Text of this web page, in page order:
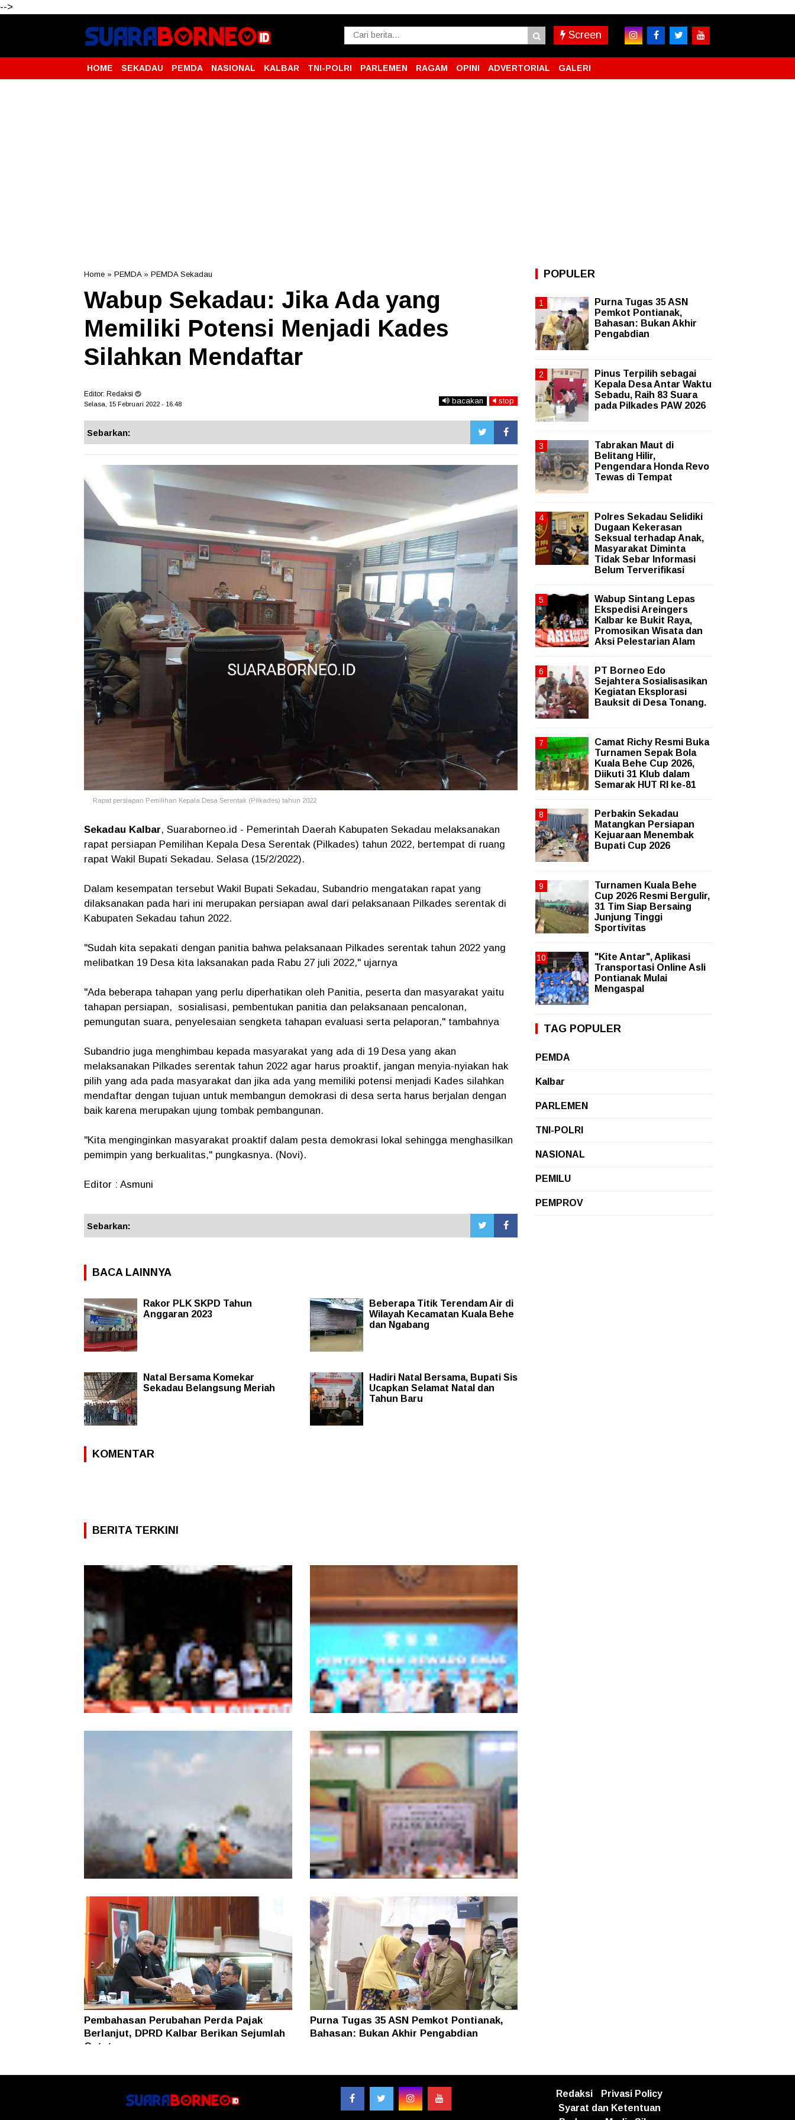
-->
Screen
HOME SEKADAU PEMDA NASIONAL KALBAR TNI-POLRI PARLEMEN RAGAM OPINI ADVERTORIAL GALERI
Home » PEMDA » PEMDA Sekadau
Wabup Sekadau: Jika Ada yang
Memiliki Potensi Menjadi Kades
Silahkan Mendaftar
Editor: Redaksi
Selasa, 15 Februari 2022 - 16.48 bacakan stop
Sebarkan:
Rapat persiapan Pemilihan Kepala Desa Serentak (Pilkades) tahun 2022
Sekadau Kalbar, Suaraborneo.id - Pemerintah Daerah Kabupaten Sekadau melaksanakan
rapat persiapan Pemilihan Kepala Desa Serentak (Pilkades) tahun 2022, bertempat di ruang
rapat Wakil Bupati Sekadau. Selasa (15/2/2022).
Dalam kesempatan tersebut Wakil Bupati Sekadau, Subandrio mengatakan rapat yang
dilaksanakan pada hari ini merupakan persiapan awal dari pelaksanaan Pilkades serentak di
Kabupaten Sekadau tahun 2022.
"Sudah kita sepakati dengan panitia bahwa pelaksanaan Pilkades serentak tahun 2022 yang
melibatkan 19 Desa kita laksanakan pada Rabu 27 juli 2022," ujarnya
"Ada beberapa tahapan yang perlu diperhatikan oleh Panitia, peserta dan masyarakat yaitu
tahapan persiapan, sosialisasi, pembentukan panitia dan pelaksanaan pencalonan,
pemungutan suara, penyelesaian sengketa tahapan evaluasi serta pelaporan," tambahnya
Subandrio juga menghimbau kepada masyarakat yang ada di 19 Desa yang akan
melaksanakan Pilkades serentak tahun 2022 agar harus proaktif, jangan menyia-nyiakan hak
pilih yang ada pada masyarakat dan jika ada yang memiliki potensi menjadi Kades silahkan
mendaftar dengan tujuan untuk membangun demokrasi di desa serta harus berjalan dengan
baik karena merupakan ujung tombak pembangunan.
"Kita menginginkan masyarakat proaktif dalam pesta demokrasi lokal sehingga menghasilkan
pemimpin yang berkualitas," pungkasnya. (Novi).
Editor : Asmuni
Sebarkan:
BACA LAINNYA
Rakor PLK SKPD Tahun
Anggaran 2023
Beberapa Titik Terendam Air di
Wilayah Kecamatan Kuala Behe
dan Ngabang
Natal Bersama Komekar
Sekadau Belangsung Meriah
Hadiri Natal Bersama, Bupati Sis
Ucapkan Selamat Natal dan
Tahun Baru
KOMENTAR
BERITA TERKINI
Pemprov Kalbar Tegaskan Komitmen
Percepat Digitalisasi Pelayanan Publik
Karhutla Dekati SMKN 1 Sungai Raya, Tim
SAR Dit Samapta Polda Kalbar Antipasi
Api Meluas
Layanan Samsat GOKATAN Diperpanjang
Jadi Tiga Hari
Pembahasan Perubahan Perda Pajak
Berlanjut, DPRD Kalbar Berikan Sejumlah
Catatan
Purna Tugas 35 ASN Pemkot Pontianak,
Bahasan: Bukan Akhir Pengabdian
POPULER
Purna Tugas 35 ASN
Pemkot Pontianak,
Bahasan: Bukan Akhir
Pengabdian
Pinus Terpilih sebagai
Kepala Desa Antar Waktu
Sebadu, Raih 83 Suara
pada Pilkades PAW 2026
Tabrakan Maut di
Belitang Hilir,
Pengendara Honda Revo
Tewas di Tempat
Polres Sekadau Selidiki
Dugaan Kekerasan
Seksual terhadap Anak,
Masyarakat Diminta
Tidak Sebar Informasi
Belum Terverifikasi
Wabup Sintang Lepas
Ekspedisi Areingers
Kalbar ke Bukit Raya,
Promosikan Wisata dan
Aksi Pelestarian Alam
PT Borneo Edo
Sejahtera Sosialisasikan
Kegiatan Eksplorasi
Bauksit di Desa Tonang.
Camat Richy Resmi Buka
Turnamen Sepak Bola
Kuala Behe Cup 2026,
Diikuti 31 Klub dalam
Semarak HUT RI ke-81
Perbakin Sekadau
Matangkan Persiapan
Kejuaraan Menembak
Bupati Cup 2026
Turnamen Kuala Behe
Cup 2026 Resmi Bergulir,
31 Tim Siap Bersaing
Junjung Tinggi
Sportivitas
"Kite Antar", Aplikasi
Transportasi Online Asli
Pontianak Mulai
Mengaspal
TAG POPULER
PEMDA
Kalbar
PARLEMEN
TNI-POLRI
NASIONAL
PEMILU
PEMPROV
Redaksi
Privasi Policy
Syarat dan Ketentuan